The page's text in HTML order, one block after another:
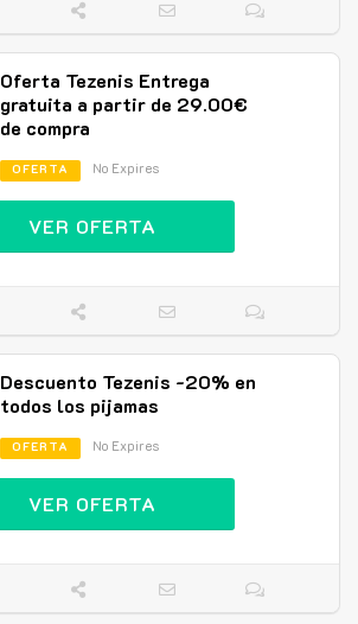
Oferta Tezenis Entrega
gratuita a partir de 29.00€
de compra
OFERTA No Expires
VER OFERTA
Descuento Tezenis -20% en
todos los pijamas
OFERTA No Expires
VER OFERTA